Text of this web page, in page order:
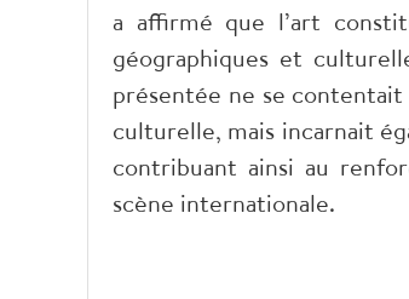
a affirmé que l’art
géographiques et
présentée ne se
culturelle, mais incarnait
contribuant ainsi au
scène internationale.